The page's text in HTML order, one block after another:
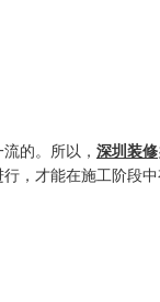
。所以， 深圳装修
，才能在施工阶段